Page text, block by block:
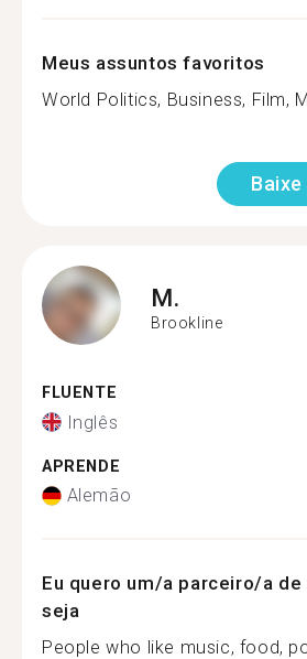
Meus assuntos favoritos
World Politics, Business, Film,
M.
Brookline
FLUENTE
Inglês
APRENDE
Alemão
Eu quero um/a parceiro/a de
seja
People who like music, food,